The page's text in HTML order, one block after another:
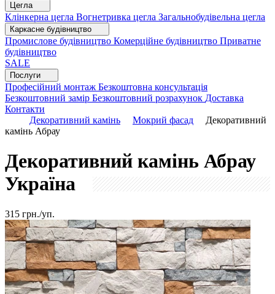
Цегла
Клінкерна цегла Вогнетривка цегла Загальнобудівельна цегла
Каркасне будівництво
Промислове будівництво Комерційне будівництво Приватне
будівництво
SALE
Послуги
Професійний монтаж Безкоштовна консультація
Безкоштовний замір Безкоштовний розрахунок Доставка
Контакти
Декоративний камінь
Мокрий фасад
Декоративний
камінь Абрау
Декоративний камінь Абрау
Україна
315 грн./уп.